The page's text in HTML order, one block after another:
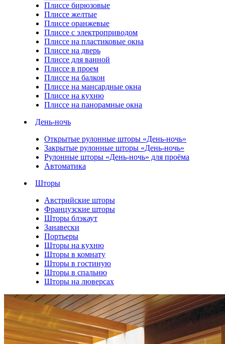
Плиссе бирюзовые
Плиссе желтые
Плиссе оранжевые
Плиссе с электроприводом
Плиссе на пластиковые окна
Плиссе на дверь
Плиссе для ванной
Плиссе в проем
Плиссе на балкон
Плиссе на мансардные окна
Плиссе на кухню
Плиссе на панорамные окна
День-ночь
Открытые рулонные шторы «День-ночь»
Закрытые рулонные шторы «День-ночь»
Рулонные шторы «День-ночь» для проёма
Автоматика
Шторы
Австрийские шторы
Французские шторы
Шторы блэкаут
Занавески
Портьеры
Шторы на кухню
Шторы в комнату
Шторы в гостиную
Шторы в спальню
Шторы на люверсах